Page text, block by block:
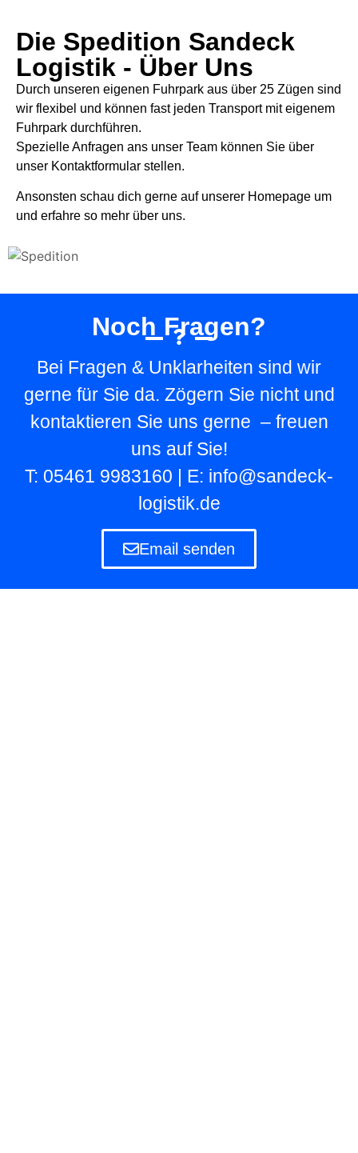
Die Spedition Sandeck
Logistik - Über Uns
Durch unseren eigenen Fuhrpark aus über 25 Zügen sind
wir flexibel und können fast jeden Transport mit eigenem
Fuhrpark durchführen.
Spezielle Anfragen ans unser Team können Sie über
unser Kontaktformular stellen.
Ansonsten schau dich gerne auf unserer Homepage um
und erfahre so mehr über uns.
Noch Fragen?
Bei Fragen & Unklarheiten sind wir
gerne für Sie da. Zögern Sie nicht und
kontaktieren Sie uns gerne – freuen
uns auf Sie!
T: 05461 9983160 | E: info@sandeck-
logistik.de
Email senden